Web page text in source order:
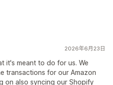
2026年6月23日
it's meant to do for us. We
transactions for our Amazon
on also syncing our Shopify